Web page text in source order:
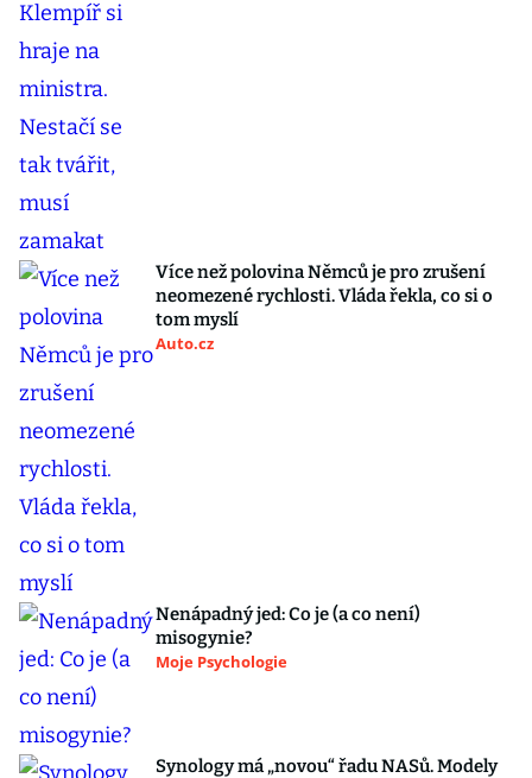
Více než polovina Němců je pro zrušení
neomezené rychlosti. Vláda řekla, co si o
tom myslí
Auto.cz
Nenápadný jed: Co je (a co není)
misogynie?
Moje Psychologie
Synology má „novou“ řadu NASů. Modely